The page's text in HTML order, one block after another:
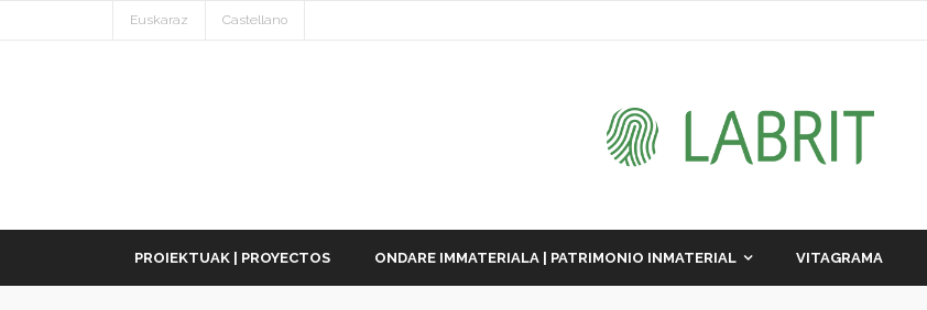
Euskaraz Castellano
PROIEKTUAK | PROYECTOS ONDARE IMMATERIALA | PATRIMONIO INMATERIAL VITAGRAMA